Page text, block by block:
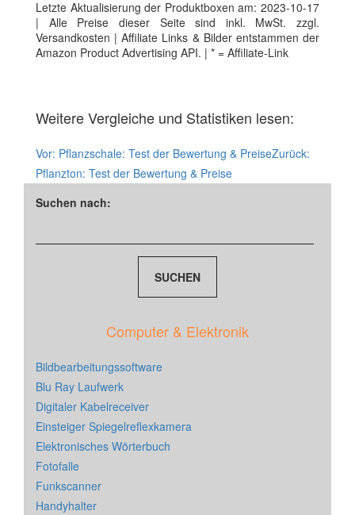
Letzte Aktualisierung der Produktboxen am: 2023-10-17
| Alle Preise dieser Seite sind inkl. MwSt. zzgl.
Versandkosten | Affiliate Links & Bilder entstammen der
Amazon Product Advertising API. | * = Affiliate-Link
Weitere Vergleiche und Statistiken lesen:
Vor: Pflanzschale: Test der Bewertung & PreiseZurück:
Pflanzton: Test der Bewertung & Preise
Suchen nach:
Computer & Elektronik
Bildbearbeitungssoftware
Blu Ray Laufwerk
Digitaler Kabelreceiver
Einsteiger Spiegelreflexkamera
Elektronisches Wörterbuch
Fotofalle
Funkscanner
Handyhalter